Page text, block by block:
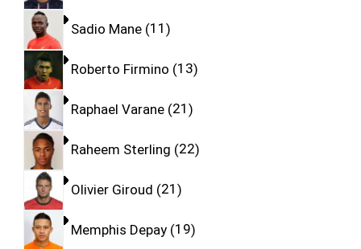
Sadio Mane 11
Roberto Firmino 13
Raphael Varane 21
Raheem Sterling 22
Olivier Giroud 21
Memphis Depay 19